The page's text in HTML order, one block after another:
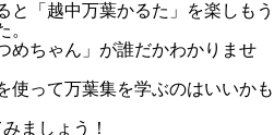
と「越中万葉かるた」を楽しもう
。
めちゃん」が誰だかわかりませ
使って万葉集を学ぶのはいいかも
ましょう！